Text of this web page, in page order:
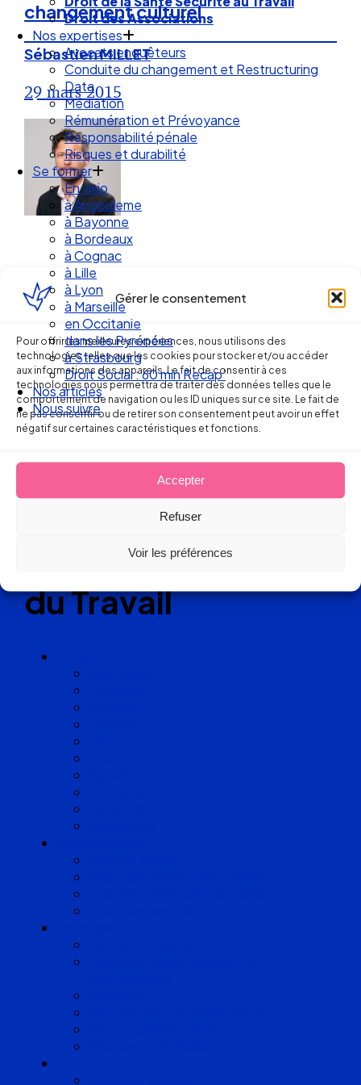
Gérer le consentement
Pour offrir les meilleures expériences, nous utilisons des
technologies telles que les cookies pour stocker et/ou accéder
aux informations des appareils. Le fait de consentir à ces
technologies nous permettra de traiter des données telles que le
comportement de navigation ou les ID uniques sur ce site. Le fait de
ne pas consentir ou de retirer son consentement peut avoir un effet
négatif sur certaines caractéristiques et fonctions.
Accepter
Refuser
Voir les préférences
Droit des Associations
Nos expertises
Avocats enquêteurs
Conduite du changement et Restructuring
Data
Médiation
Rémunération et Prévoyance
Responsabilité pénale
Risques et durabilité
Se former
En visio
à Angouleme
à Bayonne
à Bordeaux
à Cognac
à Lille
à Lyon
à Marseille
en Occitanie
dans les Pyrénées
à Strasbourg
Droit Social : 60 min Recap’
Nos articles
Nous suivre
changement culturel
Sébastien MILLET
29 mars 2015
Ellipse Avocats
Réseau
de cabinets
d’avocats
en Droit
du Travail